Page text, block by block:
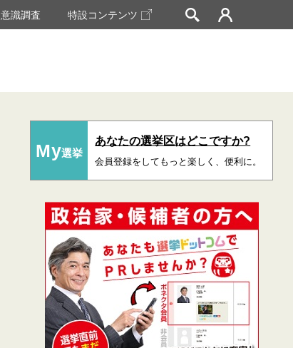
意識調査 特設コンテンツ
My選挙
あなたの選挙区はどこですか?
会員登録をしてもっと楽しく、便利に。